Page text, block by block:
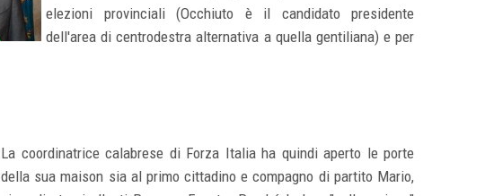
elezioni provinciali (Occhiuto è il candidato presidente
dell'area di centrodestra alternativa a quella gentiliana) e per
La coordinatrice calabrese di Forza Italia ha quindi aperto le porte
della sua maison sia al primo cittadino e compagno di partito Mario,